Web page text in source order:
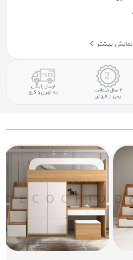
نمایش بیشتر
۲ سال ضمانت
پس از فروش
ارسال رایگان
به تهران و کرج